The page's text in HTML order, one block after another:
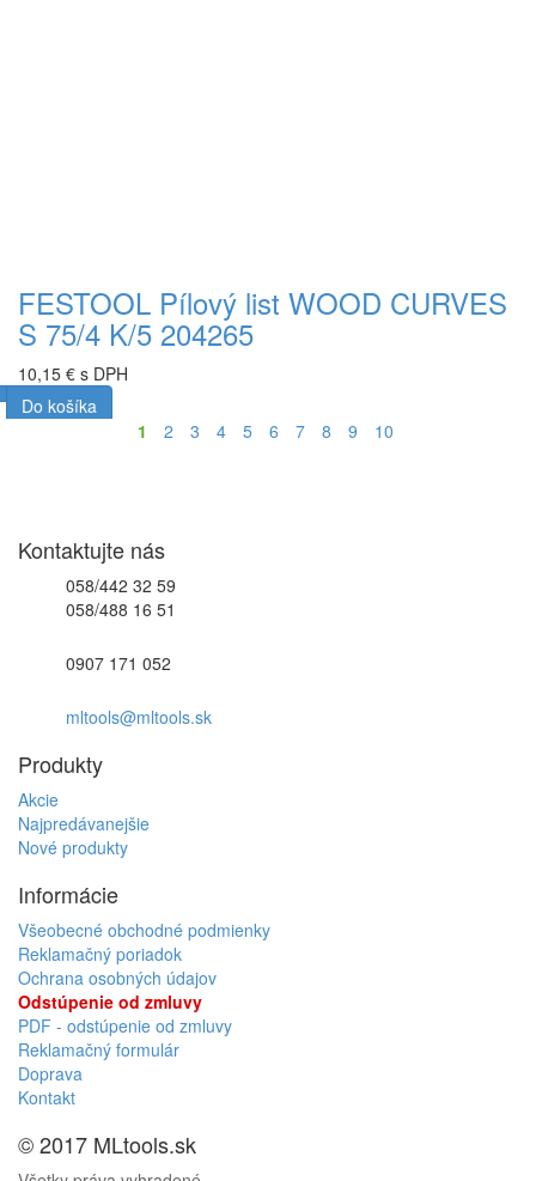
FESTOOL Pílový list WOOD CURVES
S 75/4 K/5 204265
10,15 € s DPH
Do košíka
1
2 3 4 5 6 7 8 9 10
Kontaktujte nás
058/442 32 59
058/488 16 51
0907 171 052
mltools@mltools.sk
Produkty
Akcie
Najpredávanejšie
Nové produkty
Informácie
Všeobecné obchodné podmienky
Reklamačný poriadok
Ochrana osobných údajov
Odstúpenie od zmluvy
PDF - odstúpenie od zmluvy
Reklamačný formulár
Doprava
Kontakt
© 2017 MLtools.sk